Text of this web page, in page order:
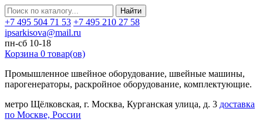
Найти
+7 495 504 71 53 +7 495 210 27 58
ipsarkisova@mail.ru
пн-сб 10-18
Корзина 0 товар(ов)
Промышленное швейное оборудование, швейные машины,
парогенераторы, раскройное оборудование, комплектующие.
метро Щёлковская, г. Москва, Курганская улица, д. 3 доставка
по Москве, России